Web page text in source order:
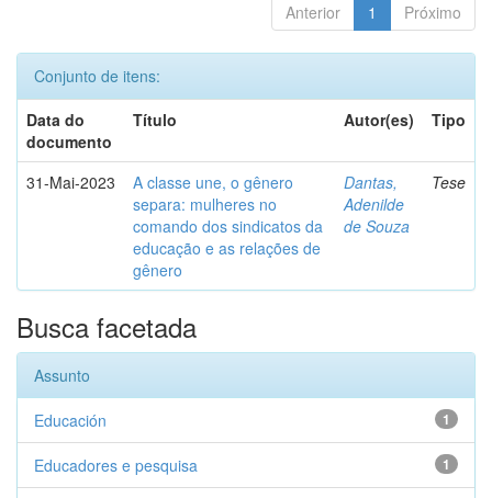
Anterior 1 Próximo
Conjunto de itens:
Data do
documento
Título Autor(es) Tipo
31-Mai-2023
A classe une, o gênero
separa: mulheres no
comando dos sindicatos da
educação e as relações de
gênero
Dantas,
Adenilde
de Souza
Tese
Busca facetada
Assunto
1
Educación
1
Educadores e pesquisa